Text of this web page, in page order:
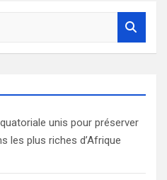
unis pour préserver
les plus riches d’Afrique